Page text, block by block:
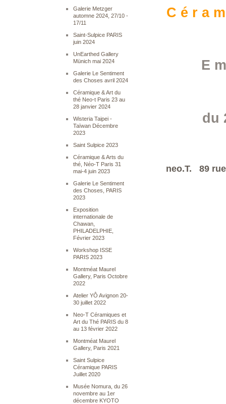
Galerie Metzger
automne 2024, 27/10 -
17/11
Saint-Sulpice PARIS
juin 2024
UnEarthed Gallery
Münich mai 2024
Galerie Le Sentiment
des Choses avril 2024
Céramique & Art du
thé Neo-t Paris 23 au
28 janvier 2024
Wisteria Taipei -
Taïwan Décembre
2023
Saint Sulpice 2023
Céramique & Arts du
thé, Néo-T Paris 31
mai-4 juin 2023
Galerie Le Sentiment
des Choses, PARIS
2023
Exposition
internationale de
Chawan,
PHILADELPHIE,
Février 2023
Workshop ISSE
PARIS 2023
Montméat Maurel
Gallery, Paris Octobre
2022
Atelier YÔ Avignon 20-
30 juillet 2022
Neo-T Céramiques et
Art du Thé PARIS du 8
au 13 février 2022
Montméat Maurel
Gallery, Paris 2021
Saint Sulpice
Céramique PARIS
Juillet 2020
Musée Nomura, du 26
novembre au 1er
décembre KYOTO
C é r a
E
du
neo.T. 89